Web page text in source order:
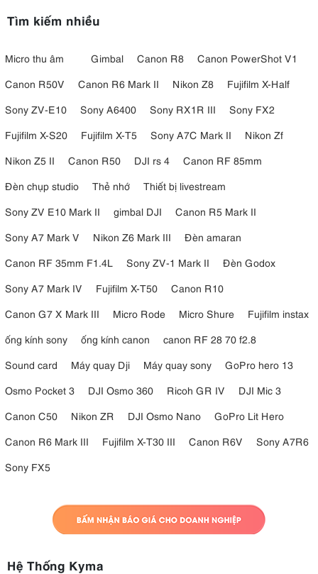
Tìm kiếm nhiều
Micro thu âm Gimbal Canon R8
Canon PowerShot V1
Canon R50V
Canon R6 Mark II Nikon Z8
Fujifilm X-Half
Sony ZV-E10
Sony A6400 Sony RX1R III
Sony FX2
Fujifilm X-S20
Fujifilm X-T5 Sony A7C Mark II
Nikon Zf
Nikon Z5 II
Canon R50 DJI rs 4
Canon RF 85mm
Đèn chụp studio
Thẻ nhớ
Thiết bị livestream
Sony ZV E10 Mark II
gimbal DJI
Canon R5 Mark II
Sony A7 Mark V
Nikon Z6 Mark III
Đèn amaran
Canon RF 35mm F1.4L
Sony ZV-1 Mark II
Đèn Godox
Sony A7 Mark IV
Fujifilm X-T50
Canon R10
Canon G7 X Mark III
Micro Rode Micro Shure
Fujifilm instax
ống kính sony
ống kính canon
canon RF 28 70 f2.8
Sound card
Máy quay Dji Máy quay sony
GoPro hero 13
Osmo Pocket 3
DJI Osmo 360 Ricoh GR IV
DJI Mic 3
Canon C50
Nikon ZR DJI Osmo Nano
GoPro Lit Hero
Canon R6 Mark III
Fujifilm X-T30 III Canon R6V
Sony A7R6
Sony FX5
Hệ Thống Kyma